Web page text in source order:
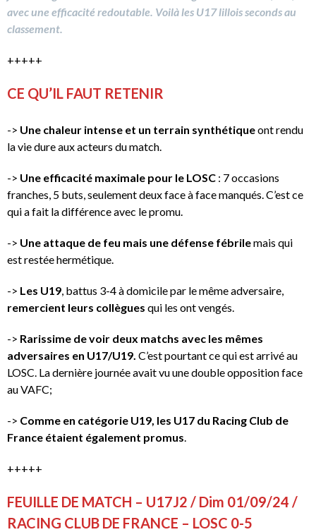
avec une efficacité redoutable. Voilà les U17 lillois seconds au
classement.
+++++
CE QU’IL FAUT RETENIR
-> Une chaleur intense et un terrain synthétiqueont rendu
la vie dure aux acteurs du match.
-> Une efficacité maximale pour le LOSC : 7 occasions
franches, 5 buts, seulement deux face à face manqués. C’est ce
qui a fait la différence avec le promu.
-> Une attaque de feu mais une défense fébrilemais qui
est restée hermétique.
-> Les U19, battus 3-4 à domicile par le même adversaire,
remercient leurs collègues qui les ont vengés.
-> Rarissime de voir deux matchs avec les mêmes
adversaires en U17/U19. C’est pourtant ce qui est arrivé au
LOSC. La dernière journée avait vu une double opposition face
au VAFC;
-> Comme en catégorie U19, les U17 du Racing Club de
France étaient également promus.
+++++
FEUILLE DE MATCH – U17J2 / Dim 01/09/24 /
RACING CLUB DE FRANCE – LOSC 0-5